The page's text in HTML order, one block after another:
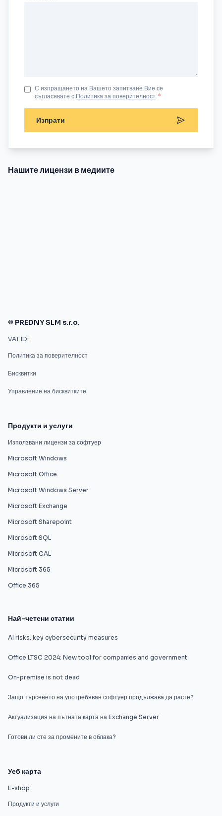
С изпращането на Вашето запитване Вие се
съгласявате с Политика за поверителност *
Изпрати
Нашите лицензи в медиите
© PREDNY SLM s.r.o.
VAT ID:
Политика за поверителност
Бисквитки
Управление на бисквитките
Продукти и услуги
Използвани лицензи за софтуер
Microsoft Windows
Microsoft Office
Microsoft Windows Server
Microsoft Exchange
Microsoft Sharepoint
Microsoft SQL
Microsoft CAL
Microsoft 365
Office 365
Най-четени статии
AI risks: key cybersecurity measures
Office LTSC 2024: New tool for companies and government
On-premise is not dead
Защо търсенето на употребяван софтуер продължава да расте?
Актуализация на пътната карта на Exchange Server
Готови ли сте за промените в облака?
Уеб карта
E-shop
Продукти и услуги